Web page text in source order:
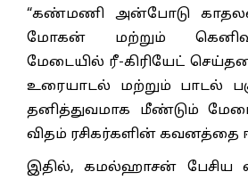
“கண்மணி அன்போடு
மோகன் மற்றும்
மேடையில் ரீ-கிரியேட்
உரையாடல் மற்றும் பாடல்
தனித்துவமாக மீண்டும்
விதம் ரசிகர்களின் கவனத்தை
இதில், கமல்ஹாசன் பேசிய